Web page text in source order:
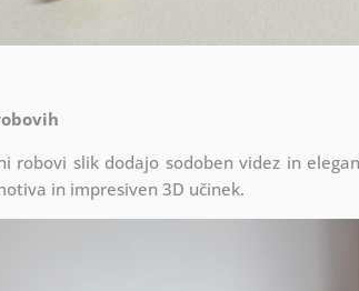
robovi slik dodajo sodoben videz in
in impresiven 3D učinek.